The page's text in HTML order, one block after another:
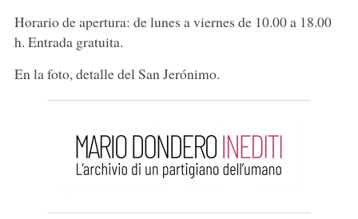
Horario de apertura: de lunes a viernes de 10.00 a 18.00
h. Entrada gratuita.
En la foto, detalle del San Jerónimo.